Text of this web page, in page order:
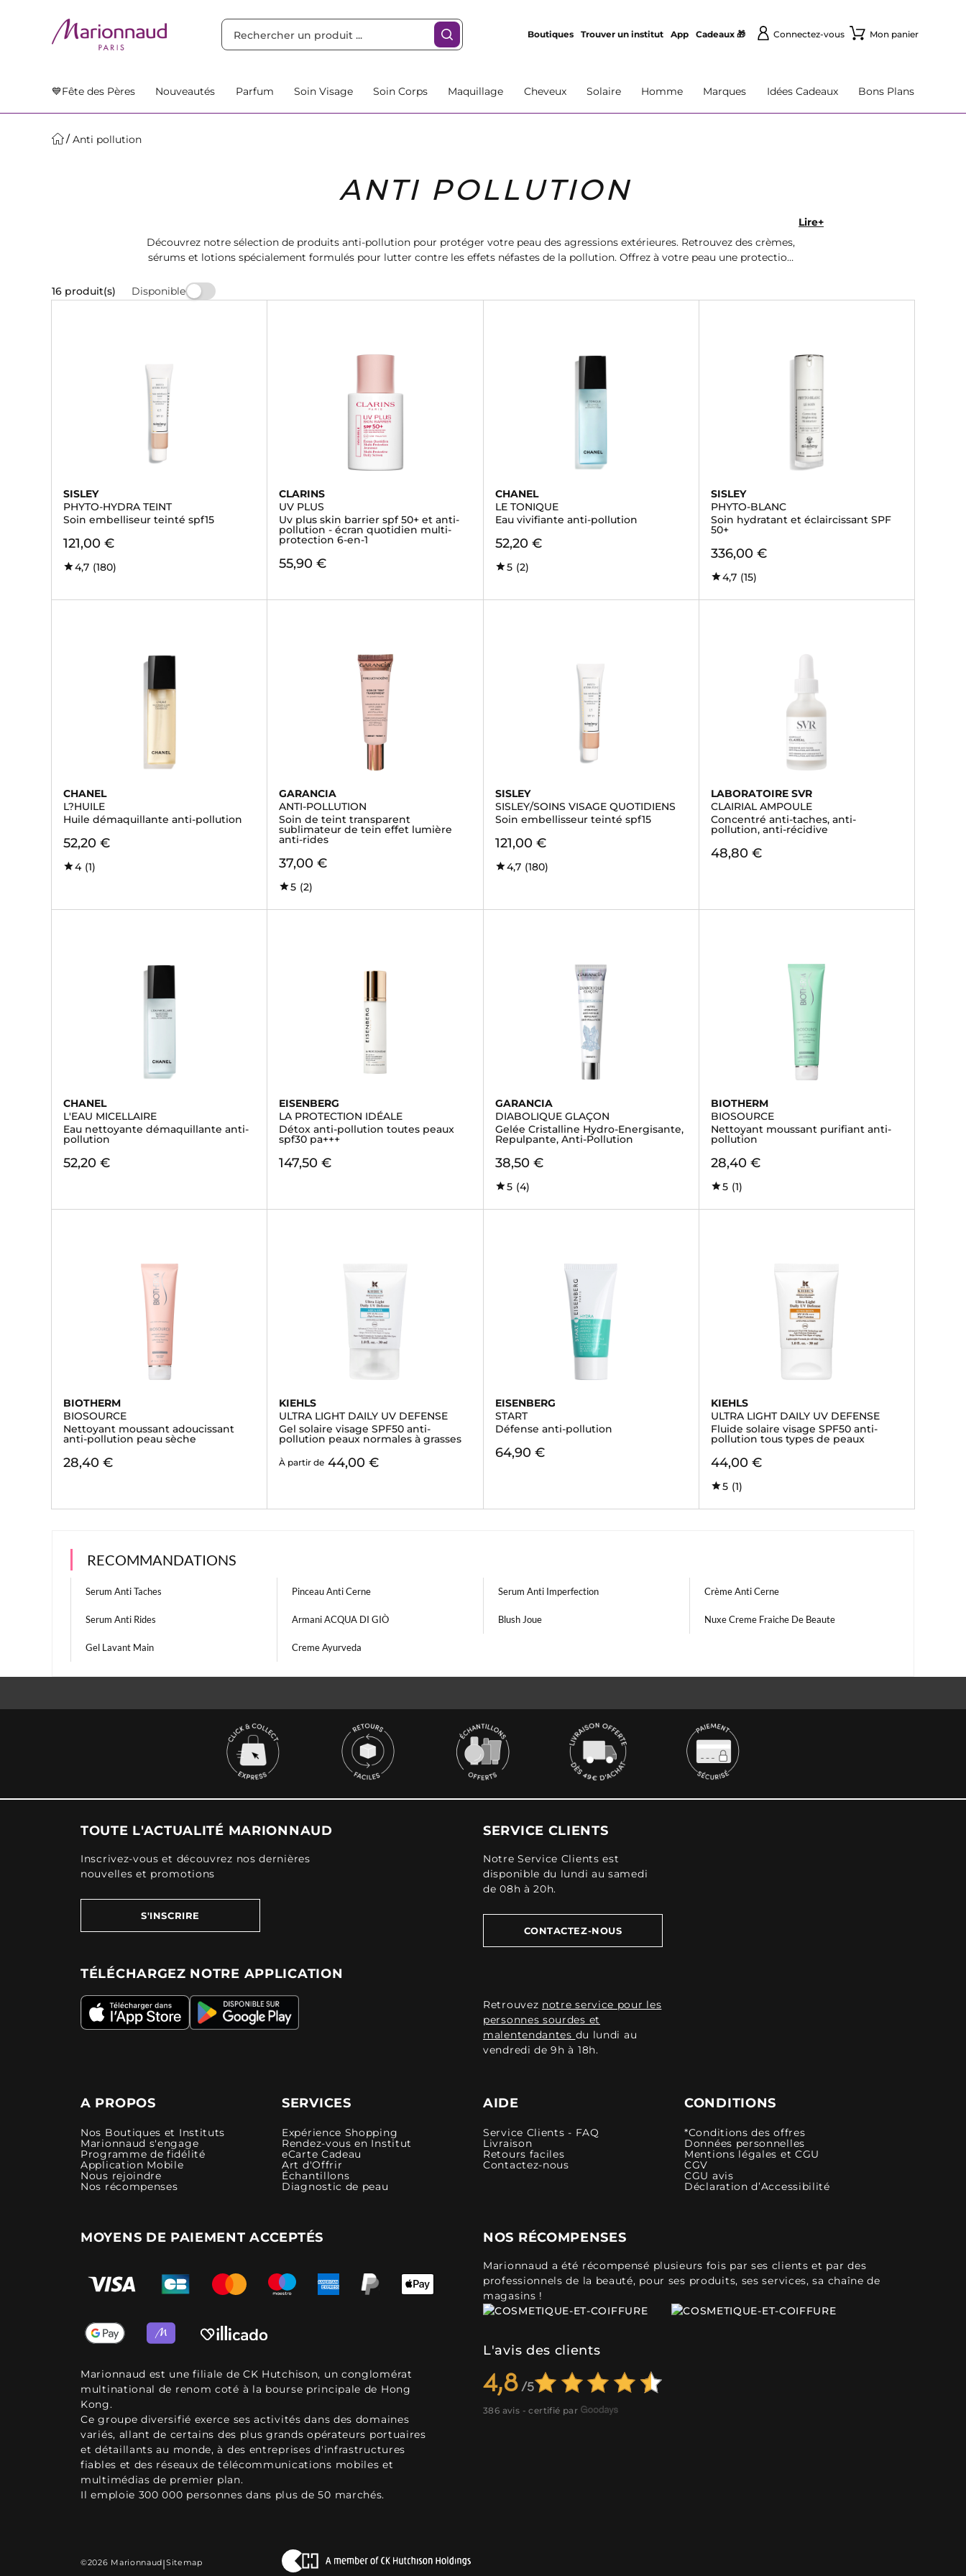
Boutiques Trouver un institut App Cadeaux 🎁 Connectez-vous Mon panier
💙Fête des Pères Nouveautés Parfum Soin Visage Soin Corps Maquillage Cheveux Solaire Homme Marques Idées Cadeaux Bons Plans
Anti pollution
ANTI POLLUTION
Découvrez notre sélection de produits anti-pollution pour protéger votre peau des agressions extérieures. Retrouvez des crèmes,
sérums et lotions spécialement formulés pour lutter contre les effets néfastes de la pollution. Offrez à votre peau une protection
Lire+
16 produit(s) Disponible
SISLEY
PHYTO-HYDRA TEINT
Soin embelliseur teinté spf15
121,00 €
4,7 (180)
CLARINS
UV PLUS
Uv plus skin barrier spf 50+ et anti-
pollution - écran quotidien multi-
protection 6-en-1
55,90 €
CHANEL
LE TONIQUE
Eau vivifiante anti-pollution
52,20 €
5 (2)
SISLEY
PHYTO-BLANC
Soin hydratant et éclaircissant SPF
50+
336,00 €
4,7 (15)
CHANEL
L?HUILE
Huile démaquillante anti-pollution
52,20 €
4 (1)
GARANCIA
ANTI-POLLUTION
Soin de teint transparent
sublimateur de tein effet lumière
anti-rides
37,00 €
5 (2)
SISLEY
SISLEY/SOINS VISAGE QUOTIDIENS
Soin embellisseur teinté spf15
121,00 €
4,7 (180)
LABORATOIRE SVR
CLAIRIAL AMPOULE
Concentré anti-taches, anti-
pollution, anti-récidive
48,80 €
CHANEL
L'EAU MICELLAIRE
Eau nettoyante démaquillante anti-
pollution
52,20 €
EISENBERG
LA PROTECTION IDÉALE
Détox anti-pollution toutes peaux
spf30 pa+++
147,50 €
GARANCIA
DIABOLIQUE GLAÇON
Gelée Cristalline Hydro-Energisante,
Repulpante, Anti-Pollution
38,50 €
5 (4)
BIOTHERM
BIOSOURCE
Nettoyant moussant purifiant anti-
pollution
28,40 €
5 (1)
BIOTHERM
BIOSOURCE
Nettoyant moussant adoucissant
anti-pollution peau sèche
28,40 €
KIEHLS
ULTRA LIGHT DAILY UV DEFENSE
Gel solaire visage SPF50 anti-
pollution peaux normales à grasses
À partir de 44,00 €
EISENBERG
START
Défense anti-pollution
64,90 €
KIEHLS
ULTRA LIGHT DAILY UV DEFENSE
Fluide solaire visage SPF50 anti-
pollution tous types de peaux
44,00 €
5 (1)
RECOMMANDATIONS
Serum Anti Taches Pinceau Anti Cerne Serum Anti Imperfection Crème Anti Cerne
Serum Anti Rides Armani ACQUA DI GIÒ Blush Joue Nuxe Creme Fraiche De Beaute
Gel Lavant Main Creme Ayurveda
TOUTE L'ACTUALITÉ MARIONNAUD
Inscrivez-vous et découvrez nos dernières
nouvelles et promotions
S'INSCRIRE
TÉLÉCHARGEZ NOTRE APPLICATION
SERVICE CLIENTS
Notre Service Clients est
disponible du lundi au samedi
de 08h à 20h.
CONTACTEZ-NOUS
Retrouvez notre service pour les
personnes sourdes et
malentendantes du lundi au
vendredi de 9h à 18h.
A PROPOS
Nos Boutiques et Instituts
Marionnaud s'engage
Programme de fidélité
Application Mobile
Nous rejoindre
Nos récompenses
SERVICES
Expérience Shopping
Rendez-vous en Institut
eCarte Cadeau
Art d'Offrir
Échantillons
Diagnostic de peau
AIDE
Service Clients - FAQ
Livraison
Retours faciles
Contactez-nous
CONDITIONS
*Conditions des offres
Données personnelles
Mentions légales et CGU
CGV
CGU avis
Déclaration d’Accessibilité
MOYENS DE PAIEMENT ACCEPTÉS
Marionnaud est une filiale de CK Hutchison, un conglomérat
multinational de renom coté à la bourse principale de Hong
Kong.
Ce groupe diversifié exerce ses activités dans des domaines
variés, allant de certains des plus grands opérateurs portuaires
et détaillants au monde, à des entreprises d'infrastructures
fiables et des réseaux de télécommunications mobiles et
multimédias de premier plan.
Il emploie 300 000 personnes dans plus de 50 marchés.
NOS RÉCOMPENSES
Marionnaud a été récompensé plusieurs fois par ses clients et par des
professionnels de la beauté, pour ses produits, ses services, sa chaîne de
magasins !
L'avis des clients
4,8
386 avis - certifié par
©2026 Marionnaud|Sitemap